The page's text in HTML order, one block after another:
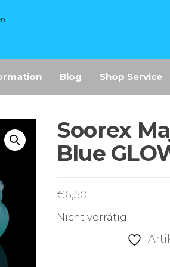
Blog Shop Service
Soorex
Blue
€6,50
Nicht vorrätig